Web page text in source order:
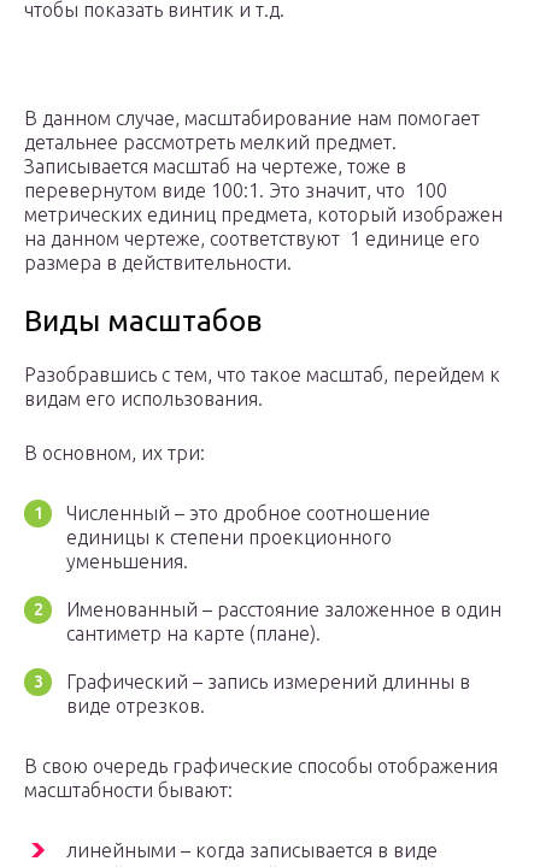
чтобы показать винтик и т.д.
В данном случае, масштабирование нам помогает
детальнее рассмотреть мелкий предмет.
Записывается масштаб на чертеже, тоже в
перевернутом виде 100:1. Это значит, что 100
метрических единиц предмета, который изображен
на данном чертеже, соответствуют 1 единице его
размера в действительности.
Виды масштабов
Разобравшись с тем, что такое масштаб, перейдем к
видам его использования.
В основном, их три:
Численный – это дробное соотношение
единицы к степени проекционного
уменьшения.
Именованный – расстояние заложенное в один
сантиметр на карте (плане).
Графический – запись измерений длинны в
виде отрезков.
В свою очередь графические способы отображения
масштабности бывают:
линейными – когда записывается в виде